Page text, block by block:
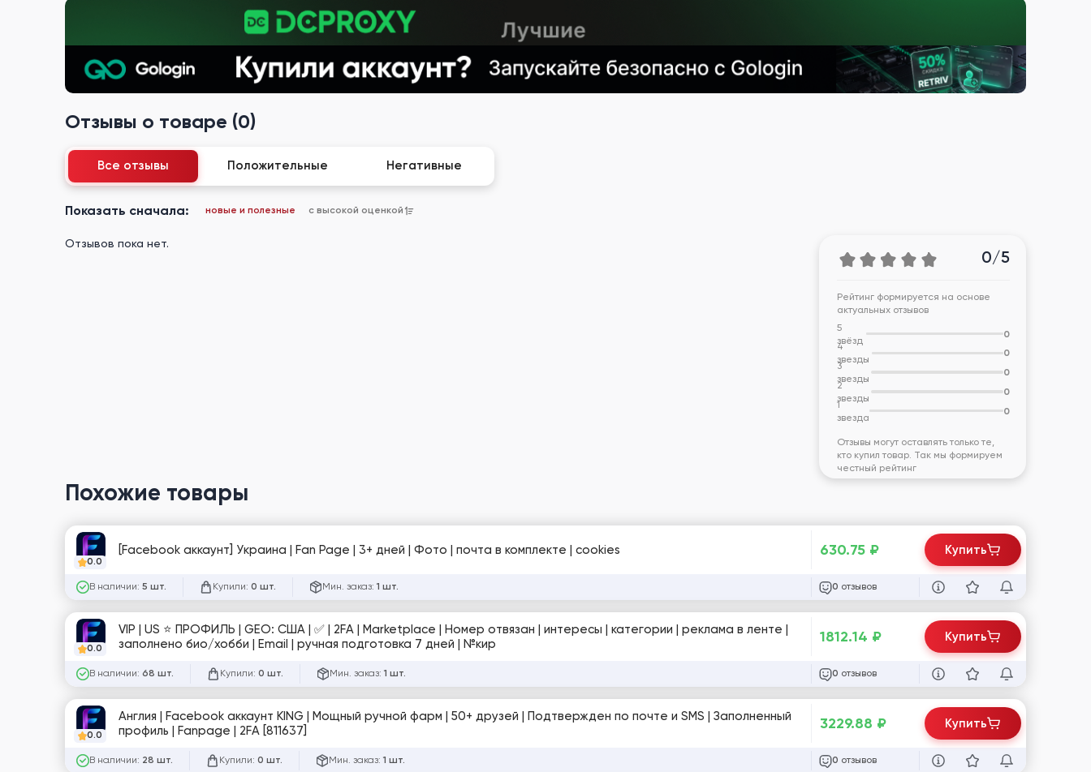
Отзывы о товаре (0)
Все отзывы Положительные Негативные
Показать сначала: новые и полезные с высокой оценкой
Отзывов пока нет.
0/5
Рейтинг формируется на основе
актуальных отзывов
5
звёзд
0
4
звезды
0
3
звезды
0
2
звезды
0
1
звезда
0
Отзывы могут оставлять только те,
кто купил товар. Так мы формируем
честный рейтинг
Похожие товары
0.0
[Facebook аккаунт] Украина | Fan Page | 3+ дней | Фото | почта в комплекте | cookies
В наличии: 5 шт. Купили: 0 шт. Мин. заказ: 1 шт.
630.75 ₽
0 отзывов
Купить
0.0
VIP | US ⭐️ ПРОФИЛЬ | GEO: США | ✅ | 2FA | Marketplace | Номер отвязан | интересы | категории | реклама в ленте |
заполнено био/хобби | Email | ручная подготовка 7 дней | №кир
В наличии: 68 шт. Купили: 0 шт. Мин. заказ: 1 шт.
1812.14 ₽
0 отзывов
Купить
0.0
Англия | Facebook аккаунт KING | Мощный ручной фарм | 50+ друзей | Подтвержден по почте и SMS | Заполненный
профиль | Fanpage | 2FA [811637]
В наличии: 28 шт. Купили: 0 шт. Мин. заказ: 1 шт.
3229.88 ₽
0 отзывов
Купить